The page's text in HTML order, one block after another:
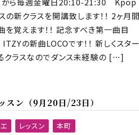
の新クラスを開講致します！！ 2ヶ月
を覚えます！！ 記念すべき第一曲目
ITZYの新曲LOCOです！！ 新しくスタ
クラスなのでダンス未経験の […]
スン（9月20日/23日）
レッスン 本町